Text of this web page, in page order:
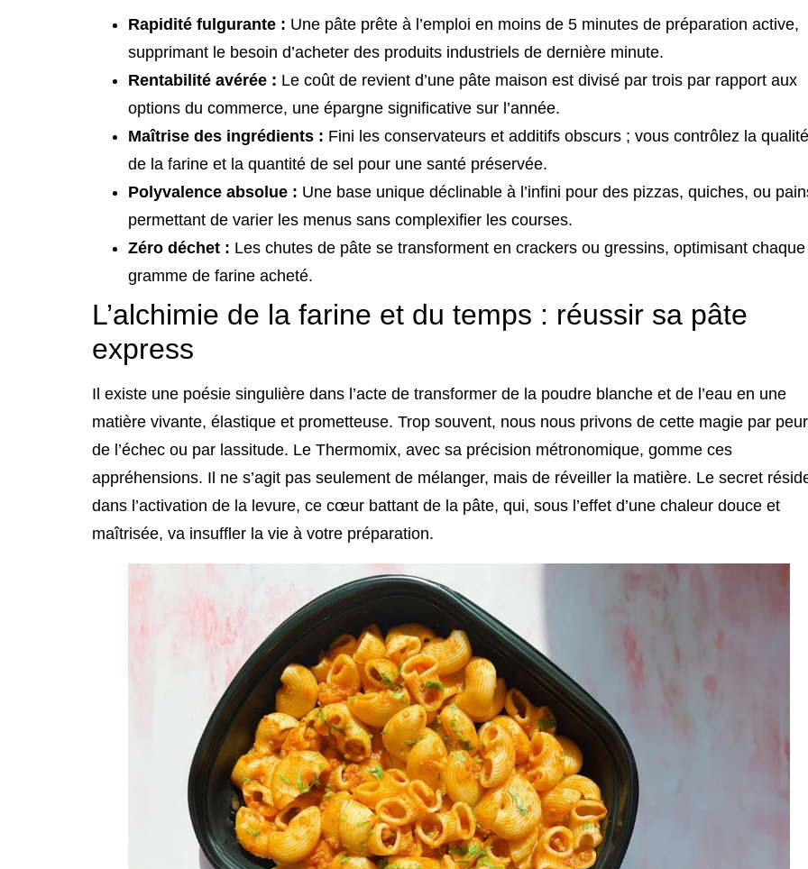
Rapidité fulgurante : Une pâte prête à l’emploi en moins de 5 minutes de préparation active,
supprimant le besoin d’acheter des produits industriels de dernière minute.
Rentabilité avérée : Le coût de revient d’une pâte maison est divisé par trois par rapport aux
options du commerce, une épargne significative sur l’année.
Maîtrise des ingrédients : Fini les conservateurs et additifs obscurs ; vous contrôlez la qualité
de la farine et la quantité de sel pour une santé préservée.
Polyvalence absolue : Une base unique déclinable à l’infini pour des pizzas, quiches, ou
permettant de varier les menus sans complexifier les courses.
Zéro déchet : Les chutes de pâte se transforment en crackers ou gressins, optimisant chaque
gramme de farine acheté.
L’alchimie de la farine et du temps : réussir sa pâte
express
Il existe une poésie singulière dans l’acte de transformer de la poudre blanche et de l’eau en une
matière vivante, élastique et prometteuse. Trop souvent, nous nous privons de cette magie par peur
de l’échec ou par lassitude. Le Thermomix, avec sa précision métronomique, gomme ces
appréhensions. Il ne s’agit pas seulement de mélanger, mais de réveiller la matière. Le secret
dans l’activation de la levure, ce cœur battant de la pâte, qui, sous l’effet d’une chaleur douce et
maîtrisée, va insuffler la vie à votre préparation.